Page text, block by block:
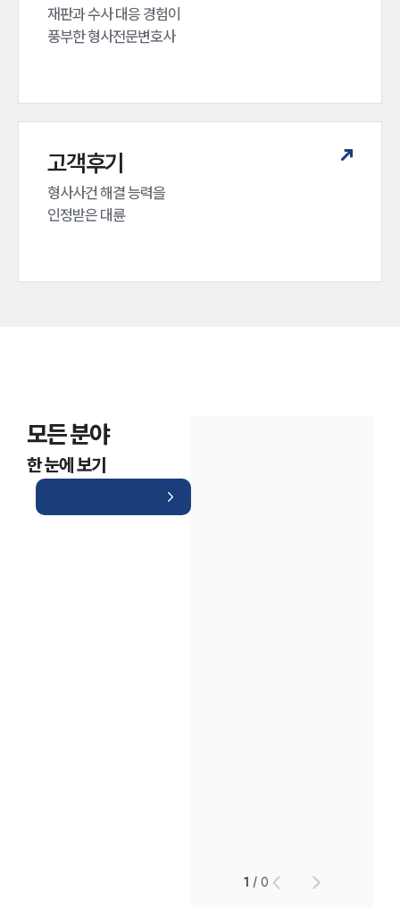
재판과 수사 대응 경험이
풍부한 형사전문변호사
고객후기
형사사건 해결 능력을
인정받은 대륜
모든 분야
한 눈에 보기
1 /0